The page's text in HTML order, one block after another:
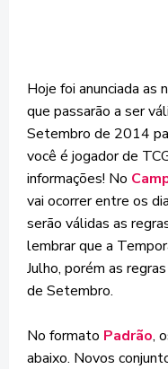
Hoje foi anunciada as
que passarão a ser
Setembro de 2014
você é jogador de
informações! No
vai ocorrer entre os
serão válidas as
lembrar que a
Julho, porém as
de Setembro.
No formato Padrão,
abaixo. Novos